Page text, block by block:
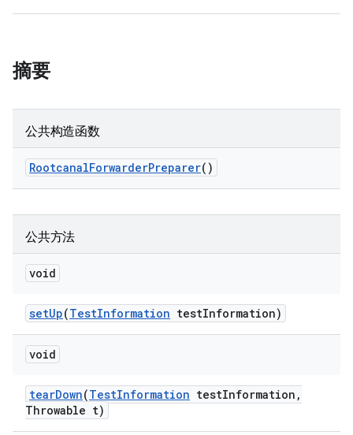
摘要
公共构造函数
RootcanalForwarderPreparer()
公共方法
void
setUp(TestInformation testInformation)
void
tearDown(TestInformation testInformation ,
Throwable t)